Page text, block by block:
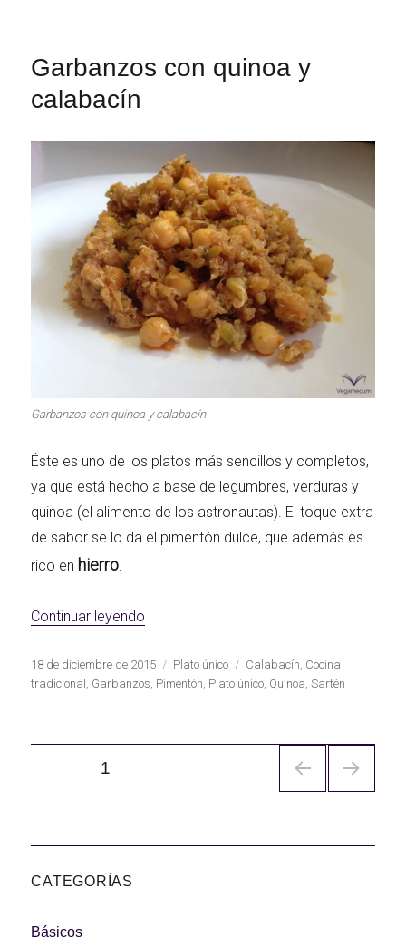
Garbanzos con quinoa y
calabacín
Garbanzos con quinoa y calabacín
Éste es uno de los platos más sencillos y completos,
ya que está hecho a base de legumbres, verduras y
quinoa (el alimento de los astronautas). El toque extra
de sabor se lo da el pimentón dulce, que además es
rico en hierro.
Continuar leyendo
Publicado
el
18 de diciembre de 2015 Categorías
Plato único Etiquetas
Calabacín, Cocina
tradicional , Garbanzos, Pimentón, Plato único, Quinoa,Sartén
PÁGINA1
CATEGORÍAS
Básicos